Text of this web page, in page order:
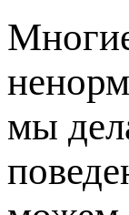
мы